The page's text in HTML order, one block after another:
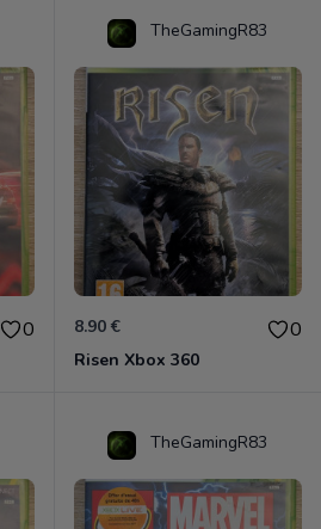
0
TheGamingR83
8.90 € 0
Risen Xbox 360
TheGamingR83